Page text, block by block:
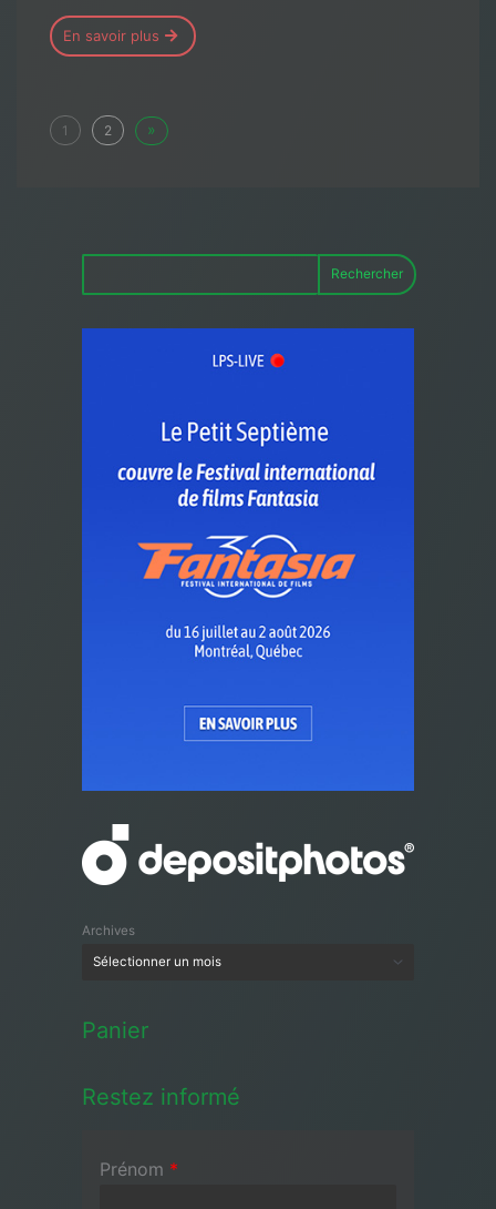
En savoir plus
1 2 »
Rechercher
Archives
Panier
Restez informé
Prénom *